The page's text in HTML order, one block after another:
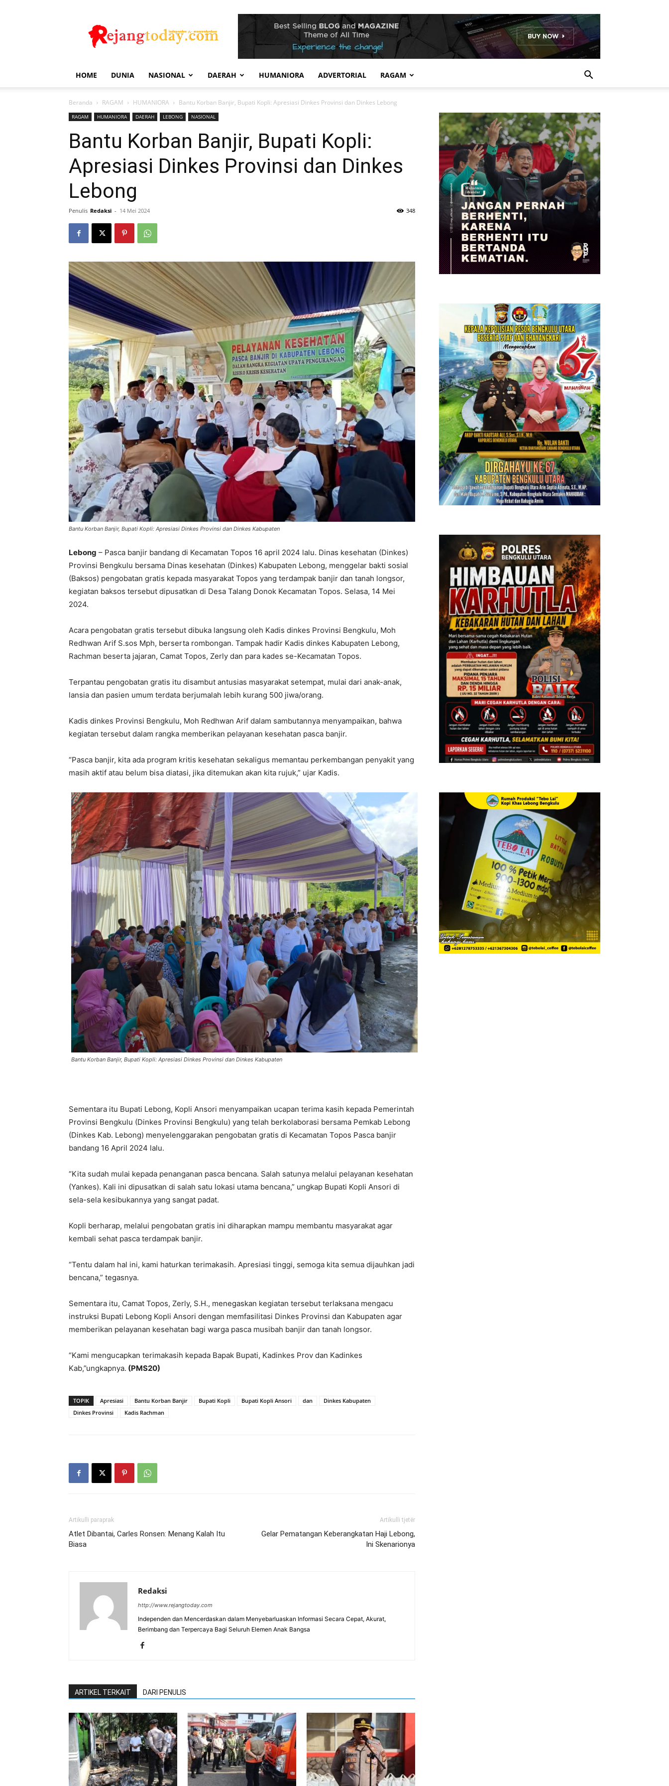
Today
HOME DUNIA NASIONAL DAERAH HUMANIORA ADVERTORIAL RAGAM
Beranda RAGAM HUMANIORA Bantu Korban Banjir, Bupati Kopli: Apresiasi Dinkes Provinsi dan Dinkes Lebong
RAGAM HUMANIORA DAERAH LEBONG NASIONAL
Bantu Korban Banjir, Bupati Kopli:
Apresiasi Dinkes Provinsi dan Dinkes
Lebong
Penulis Redaksi - 14 Mei 2024 348
Bantu Korban Banjir, Bupati Kopli: Apresiasi Dinkes Provinsi dan Dinkes Kabupaten
Lebong – Pasca banjir bandang di Kecamatan Topos 16 april 2024 lalu. Dinas kesehatan (Dinkes)
Provinsi Bengkulu bersama Dinas kesehatan (Dinkes) Kabupaten Lebong, menggelar bakti sosial
(Baksos) pengobatan gratis kepada masyarakat Topos yang terdampak banjir dan tanah longsor,
kegiatan baksos tersebut dipusatkan di Desa Talang Donok Kecamatan Topos. Selasa, 14 Mei
2024.
Acara pengobatan gratis tersebut dibuka langsung oleh Kadis dinkes Provinsi Bengkulu, Moh
Redhwan Arif S.sos Mph, berserta rombongan. Tampak hadir Kadis dinkes Kabupaten Lebong,
Rachman beserta jajaran, Camat Topos, Zerly dan para kades se-Kecamatan Topos.
Terpantau pengobatan gratis itu disambut antusias masyarakat setempat, mulai dari anak-anak,
lansia dan pasien umum terdata berjumalah lebih kurang 500 jiwa/orang.
Kadis dinkes Provinsi Bengkulu, Moh Redhwan Arif dalam sambutannya menyampaikan, bahwa
kegiatan tersebut dalam rangka memberikan pelayanan kesehatan pasca banjir.
“Pasca banjir, kita ada program kritis kesehatan sekaligus memantau perkembangan penyakit yang
masih aktif atau belum bisa diatasi, jika ditemukan akan kita rujuk,” ujar Kadis.
Bantu Korban Banjir, Bupati Kopli: Apresiasi Dinkes Provinsi dan Dinkes Kabupaten
Sementara itu Bupati Lebong, Kopli Ansori menyampaikan ucapan terima kasih kepada Pemerintah
Provinsi Bengkulu (Dinkes Provinsi Bengkulu) yang telah berkolaborasi bersama Pemkab Lebong
(Dinkes Kab. Lebong) menyelenggarakan pengobatan gratis di Kecamatan Topos Pasca banjir
bandang 16 April 2024 lalu.
“Kita sudah mulai kepada penanganan pasca bencana. Salah satunya melalui pelayanan kesehatan
(Yankes). Kali ini dipusatkan di salah satu lokasi utama bencana,” ungkap Bupati Kopli Ansori di
sela-sela kesibukannya yang sangat padat.
Kopli berharap, melalui pengobatan gratis ini diharapkan mampu membantu masyarakat agar
kembali sehat pasca terdampak banjir.
“Tentu dalam hal ini, kami haturkan terimakasih. Apresiasi tinggi, semoga kita semua dijauhkan jadi
bencana,” tegasnya.
Sementara itu, Camat Topos, Zerly, S.H., menegaskan kegiatan tersebut terlaksana mengacu
instruksi Bupati Lebong Kopli Ansori dengan memfasilitasi Dinkes Provinsi dan Kabupaten agar
memberikan pelayanan kesehatan bagi warga pasca musibah banjir dan tanah longsor.
“Kami mengucapkan terimakasih kepada Bapak Bupati, Kadinkes Prov dan Kadinkes
Kab,”ungkapnya. (PMS20)
TOPIK Apresiasi Bantu Korban Banjir Bupati Kopli Bupati Kopli Ansori dan
Dinkes Kabupaten
Dinkes Provinsi
Kadis Rachman
Artikulli paraprak
Atlet Dibantai, Carles Ronsen: Menang Kalah Itu
Biasa
Artikulli tjetër
Gelar Pematangan Keberangkatan Haji Lebong,
Ini Skenarionya
Redaksi
http://www.rejangtoday.com
Independen dan Mencerdaskan dalam Menyebarluaskan Informasi Secara Cepat, Akurat,
Berimbang dan Terpercaya Bagi Seluruh Elemen Anak Bangsa
ARTIKEL TERKAIT DARI PENULIS